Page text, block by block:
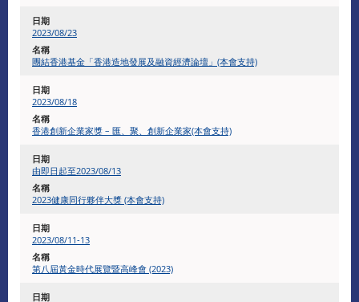
2023/08/23
團結香港基金「香港造地發展及融資經濟論壇」(本會支持)
2023/08/18
香港創新企業家獎 – 匯、聚、創新企業家(本會支持)
由即日起至2023/08/13
2023健康同行夥伴大獎 (本會支持)
2023/08/11-13
第八屆黃金時代展覽暨高峰會 (2023)